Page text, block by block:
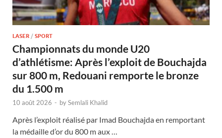
LASER / SPORT
Championnats du monde U20
d’athlétisme: Après l’exploit de Bouchajda
sur 800 m, Redouani remporte le bronze
du 1.500 m
10 août 2026 - bySemlali Khalid
Après l’exploit réalisé par Imad Bouchajda en remportant
la médaille d’or du 800 m aux …